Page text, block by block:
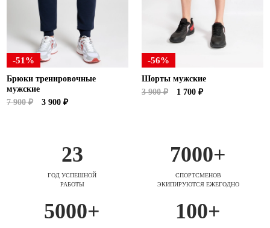
-51%
Брюки тренировочные
мужские
7 900 ₽
3 900 ₽
-56%
Шорты мужские
3 900 ₽
1 700 ₽
23
ГОД УСПЕШНОЙ
РАБОТЫ
7000+
СПОРТСМЕНОВ
ЭКИПИРУЮТСЯ ЕЖЕГОДНО
5000+ 100+